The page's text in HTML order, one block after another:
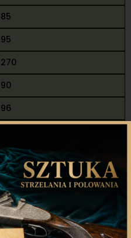
85
95
270
90
96
456
14
Sot Łukasz Sebastian
M